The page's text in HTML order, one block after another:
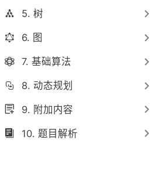
5. 树
6. 图
7. 基础算法
8. 动态规划
9. 附加内容
10. 题目解析